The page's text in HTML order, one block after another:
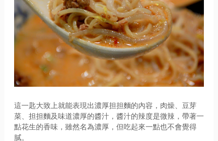
這一匙大致上就能表現出濃厚担担麵的內容，肉燥、豆芽
菜、担担麵及味道濃厚的醬汁，醬汁的辣度是微辣，帶著一
點花生的香味，雖然名為濃厚，但吃起來一點也不會覺得
膩。